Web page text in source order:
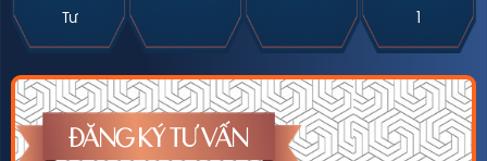
Tư
ĐĂNG KÝ TƯ VẤN